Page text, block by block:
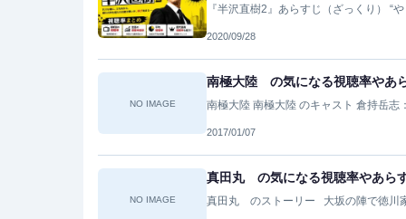
『半沢直樹2』あらすじ（ざっくり） “
2020/09/28
NO IMAGE
南極大陸 の気になる視聴率やあ
南極大陸 南極大陸 のキャスト 倉持岳
2017/01/07
NO IMAGE
真田丸 の気になる視聴率やあら
真田丸 のストーリー 大坂の陣で徳川